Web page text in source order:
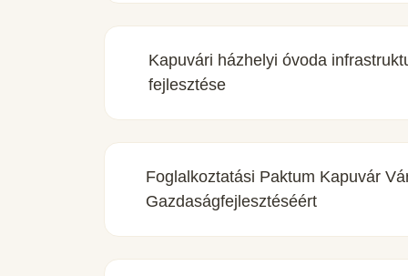
Kapuvári házhelyi óvoda
fejlesztése
Foglalkoztatási Paktum Kapuvár
Gazdaságfejlesztéséért